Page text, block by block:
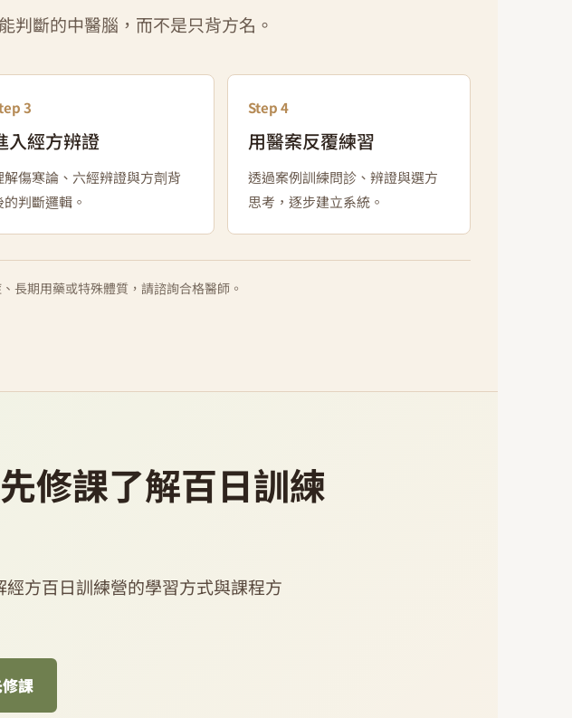
判斷的中醫腦，而不是只背方名。
3
入經方辨證
解傷寒論、六經辨證與方劑背
的判斷邏輯。
Step 4
用醫案反覆練習
透過案例訓練問診、辨證與選方
思考，逐步建立系統。
長期用藥或特殊體質，請諮詢合格醫師。
修課了解百日訓練
方百日訓練營的學習方式與課程方
課